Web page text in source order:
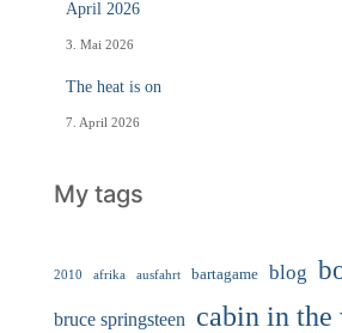
April 2026
3. Mai 2026
The heat is on
7. April 2026
My tags
2010 afrika ausfahrt bartagame blog
bruce springsteen
cabin in the